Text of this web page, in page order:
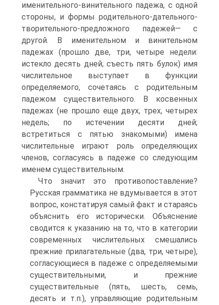
именительного-винительного падежа, с одной
стороны, и формы родительного-дательного-
творительного-предложного падежей— с
другой. В именительном и винительном
падежах (прошло две, три, четыре недели:
истекло десять дней; съесть пять булок) имя
числительное выступает в функции
определяемого, сочетаясь с родительным
падежом существительного. В косвенных
падежах (не прошло еще двух, трех, четырех
недель; по истечении десяти дней;
встретиться с пятью знакомыми) имена
числительные играют роль определяющих
членов, согласуясь в падеже со следующим
именем существительным.
Что значит это противопоставление?
Русская грамматика не вдумывается в этот
вопрос, констатируя самый факт и стараясь
объяснить его исторически. Объяснение
сводится к указанию на то, что в категории
современных числительных смешались
прежние прилагательные (два, три, четыре),
согласующиеся в падеже с определяемыми
существительными, и прежние
существительные (пять, шесть, семь,
десять и т.п.), управляющие родительным